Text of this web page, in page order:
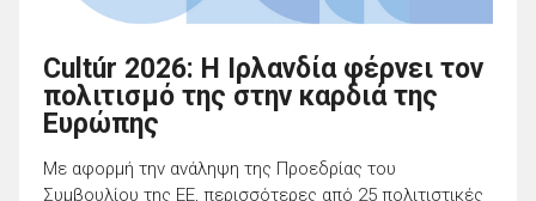
Cultúr 2026: Η Ιρλανδία φέρνει τον
πολιτισμό της στην καρδιά της
Ευρώπης
Με αφορμή την ανάληψη της Προεδρίας του
Συμβουλίου της ΕΕ, περισσότερες από 25 πολιτιστικές